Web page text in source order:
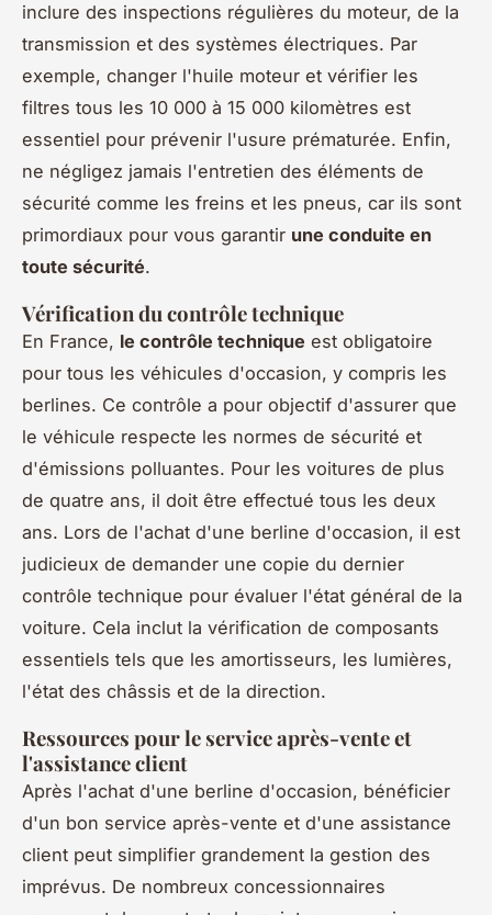
inclure des inspections régulières du moteur, de la
transmission et des systèmes électriques. Par
exemple, changer l'huile moteur et vérifier les
filtres tous les 10 000 à 15 000 kilomètres est
essentiel pour prévenir l'usure prématurée. Enfin,
ne négligez jamais l'entretien des éléments de
sécurité comme les freins et les pneus, car ils sont
primordiaux pour vous garantir une conduite en
toute sécurité.
Vérification du contrôle technique
En France, le contrôle technique est obligatoire
pour tous les véhicules d'occasion, y compris les
berlines. Ce contrôle a pour objectif d'assurer que
le véhicule respecte les normes de sécurité et
d'émissions polluantes. Pour les voitures de plus
de quatre ans, il doit être effectué tous les deux
ans. Lors de l'achat d'une berline d'occasion, il est
judicieux de demander une copie du dernier
contrôle technique pour évaluer l'état général de la
voiture. Cela inclut la vérification de composants
essentiels tels que les amortisseurs, les lumières,
l'état des châssis et de la direction.
Ressources pour le service après-vente et
l'assistance client
Après l'achat d'une berline d'occasion, bénéficier
d'un bon service après-vente et d'une assistance
client peut simplifier grandement la gestion des
imprévus. De nombreux concessionnaires